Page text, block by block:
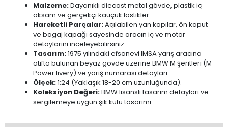
Malzeme:Dayanıklı diecast metal gövde, plastik iç
aksam ve gerçekçi kauçuk lastikler.
Hareketli Parçalar:Açılabilen yan kapılar, ön kaput
ve bagaj kapağı sayesinde aracın iç ve motor
detaylarını inceleyebilirsiniz.
Tasarım:1975 yılındaki efsanevi IMSA yarış aracına
atıfta bulunan beyaz gövde üzerine BMW M şeritleri (M-
Power livery) ve yarış numarası detayları.
Ölçek:1:24 (Yaklaşık 18-20 cm uzunluğunda).
Koleksiyon Değeri:BMW lisanslı tasarım detayları ve
sergilemeye uygun şık kutu tasarımı.